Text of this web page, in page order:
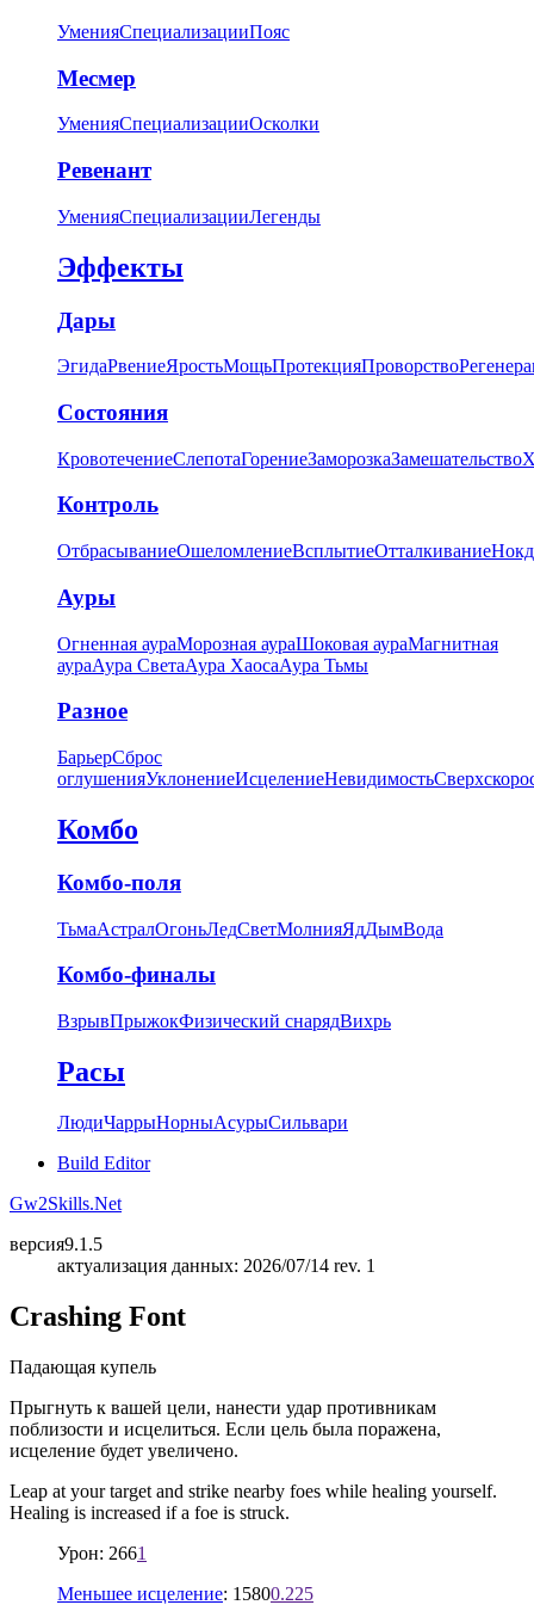
УменияСпециализацииПояс
Месмер
УменияСпециализацииОсколки
Ревенант
УменияСпециализацииЛегенды
Эффекты
Дары
ЭгидаРвениеЯростьМощьПротекцияПроворство
Состояния
КровотечениеСлепотаГорениеЗаморозкаЗамешательство
Контроль
ОтбрасываниеОшеломлениеВсплытиеОтталкивание
Ауры
Огненная аураМорозная аураШоковая аураМагнитная
аураАура СветаАура ХаосаАура Тьмы
Разное
БарьерСброс
оглушенияУклонениеИсцелениеНевидимость
Комбо
Комбо-поля
ТьмаАстралОгоньЛедСветМолнияЯдДымВода
Комбо-финалы
ВзрывПрыжокФизический снарядВихрь
Расы
ЛюдиЧаррыНорныАсурыСильвари
Build Editor
Gw2Skills.Net
версия9.1.5
актуализация данных: 2026/07/14 rev. 1
Crashing Font
Падающая купель
Прыгнуть к вашей цели, нанести удар противникам
поблизости и исцелиться. Если цель была поражена,
исцеление будет увеличено.
Leap at your target and strike nearby foes while healing yourself.
Healing is increased if a foe is struck.
Урон: 2661
Меньшее исцеление: 15800.225